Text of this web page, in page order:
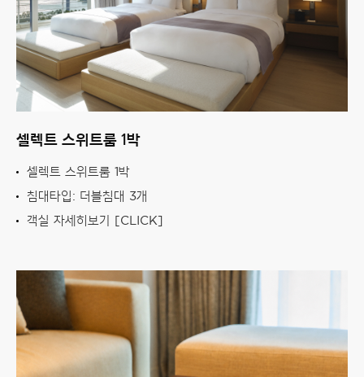
셀렉트 스위트룸 1박
셀렉트 스위트룸 1박
침대타입: 더블침대 3개
객실 자세히보기 [CLICK]